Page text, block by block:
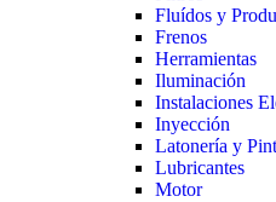
Fluídos y
Frenos
Herramientas
Iluminación
Instalaciones
Inyección
Latonería y
Lubricantes
Motor